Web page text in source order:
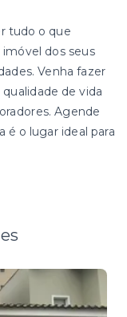
tudo o que
dos seus
Venha fazer
de vida
Agende
é o lugar ideal para